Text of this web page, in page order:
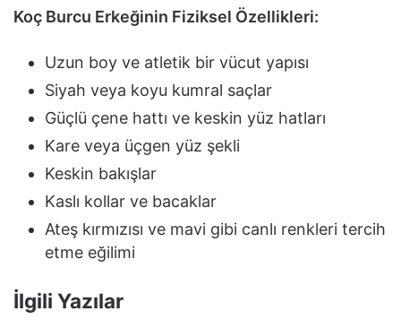
Koç Burcu Erkeğinin Fiziksel Özellikleri:
Uzun boy ve atletik bir vücut yapısı
Siyah veya koyu kumral saçlar
Güçlü çene hattı ve keskin yüz hatları
Kare veya üçgen yüz şekli
Keskin bakışlar
Kaslı kollar ve bacaklar
Ateş kırmızısı ve mavi gibi canlı renkleri tercih
etme eğilimi
İlgili Yazılar